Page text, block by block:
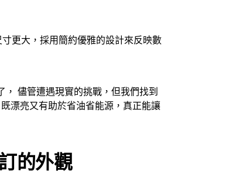
更大，採用簡約優雅的設計來反映數
儘管遭遇現實的挑戰，但我們找到
漂亮又有助於省油省能源，真正能讓
的外觀